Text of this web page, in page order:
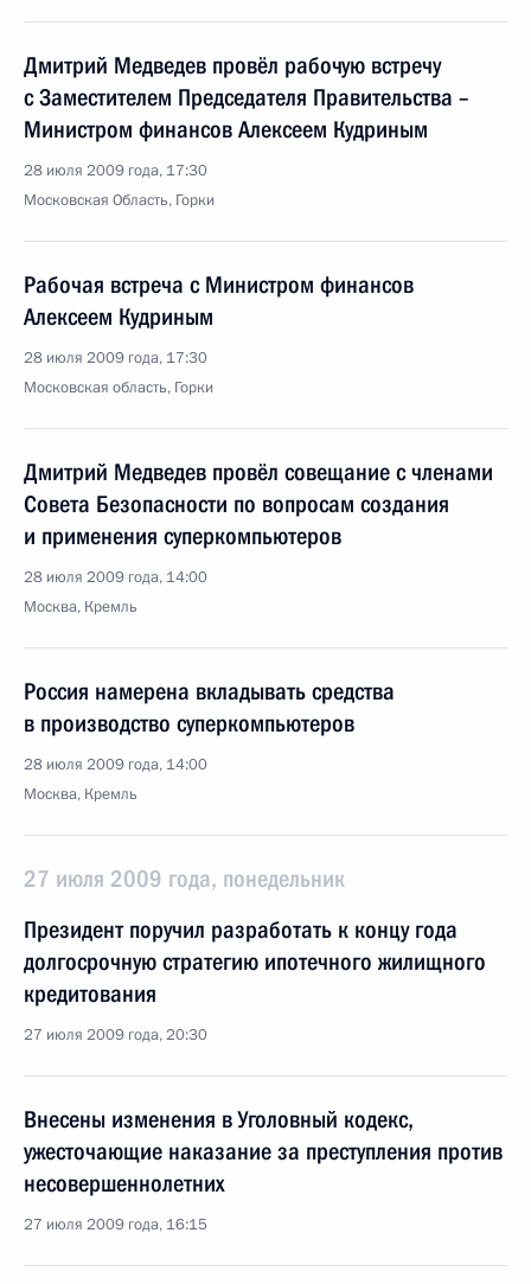
Дмитрий Медведев провёл рабочую встречу
с Заместителем Председателя Правительства –
Министром финансов Алексеем Кудриным
28 июля 2009 года, 17:30
Московская Область, Горки
Рабочая встреча с Министром финансов
Алексеем Кудриным
28 июля 2009 года, 17:30
Московская область, Горки
Дмитрий Медведев провёл совещание с членами
Совета Безопасности по вопросам создания
и применения суперкомпьютеров
28 июля 2009 года, 14:00
Москва, Кремль
Россия намерена вкладывать средства
в производство суперкомпьютеров
28 июля 2009 года, 14:00
Москва, Кремль
27 июля 2009 года, понедельник
Президент поручил разработать к концу года
долгосрочную стратегию ипотечного жилищного
кредитования
27 июля 2009 года, 20:30
Внесены изменения в Уголовный кодекс,
ужесточающие наказание за преступления против
несовершеннолетних
27 июля 2009 года, 16:15